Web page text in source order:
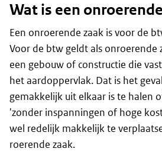
Wat is een
Een onroerende zaak is voor de
Voor de btw geldt als onroerende
een gebouw of constructie die
het aardoppervlak. Dat is het
gemakkelijk uit elkaar is te halen
'zonder inspanningen of hoge
wel redelijk makkelijk te
roerende zaak.